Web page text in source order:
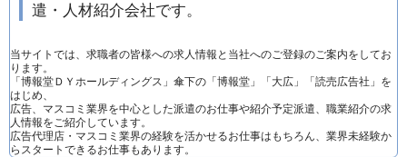
遣・人材紹介会社です。
当サイトでは、求職者の皆様への求人情報と当社へのご登録のご案内をしてお
ります。
「博報堂ＤＹホールディングス」傘下の「博報堂」「大広」「読売広告社」を
はじめ、
広告、マスコミ業界を中心とした派遣のお仕事や紹介予定派遣、職業紹介の求
人情報をご紹介しています。
広告代理店・マスコミ業界の経験を活かせるお仕事はもちろん、業界未経験か
らスタートできるお仕事もあります。